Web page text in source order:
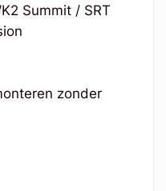
Summit / SRT
zonder